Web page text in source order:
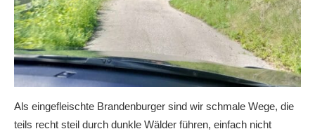
Als eingefleischte Brandenburger sind wir schmale Wege, die
teils recht steil durch dunkle Wälder führen, einfach nicht